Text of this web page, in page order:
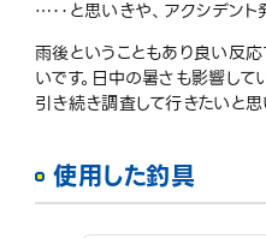
…‥と思いきや、アクシデント
雨後ということもあり良い反
いです。日中の暑さも影響して
引き続き調査して行きたいと思
使用した釣具